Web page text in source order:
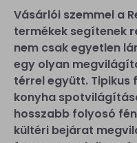
Vásárlói szemmel a
termékek segítenek
nem csak egyetlen
egy olyan
térrel együtt. Tipikus
konyha
hosszabb folyosó
kültéri bejárat